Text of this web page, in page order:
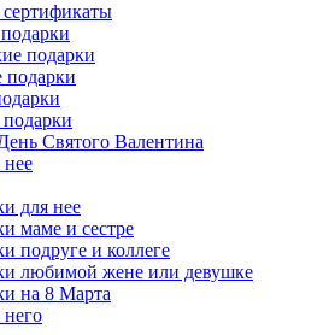
подарки
подарки
Святого Валентина
для нее
маме и сестре
подруге и коллеге
любимой жене или девушке
на 8 Марта